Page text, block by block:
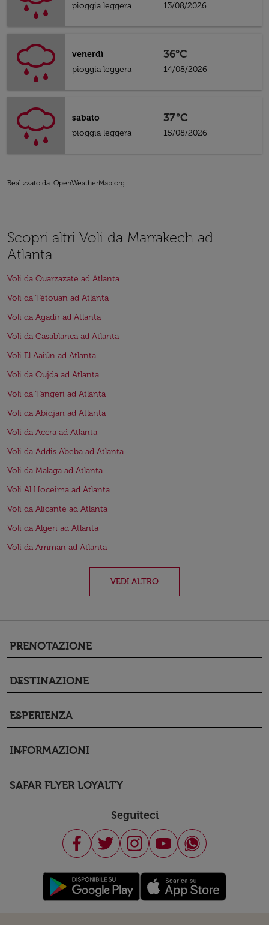
pioggia leggera
13/08/2026
venerdì
pioggia leggera
36°C
14/08/2026
sabato
pioggia leggera
37°C
15/08/2026
Realizzato da: OpenWeatherMap.org
Scopri altri Voli da Marrakech ad
Atlanta
Voli da Ouarzazate ad Atlanta
Voli da Tétouan ad Atlanta
Voli da Agadir ad Atlanta
Voli da Casablanca ad Atlanta
Voli El Aaiún ad Atlanta
Voli da Oujda ad Atlanta
Voli da Tangeri ad Atlanta
Voli da Abidjan ad Atlanta
Voli da Accra ad Atlanta
Voli da Addis Abeba ad Atlanta
Voli da Malaga ad Atlanta
Voli Al Hoceima ad Atlanta
Voli da Alicante ad Atlanta
Voli da Algeri ad Atlanta
Voli da Amman ad Atlanta
VEDI ALTRO
PRENOTAZIONE
keyboard_arrow_down
DESTINAZIONE
keyboard_arrow_down
ESPERIENZA
keyboard_arrow_down
INFORMAZIONI
keyboard_arrow_down
SAFAR FLYER LOYALTY
keyboard_arrow_down
Seguiteci